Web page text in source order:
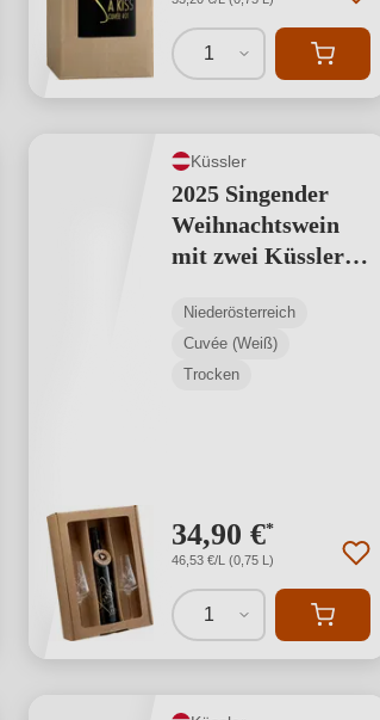
1
Küssler
2025 Singender
Weihnachtswein
mit zwei Küssler-
Niederösterreich
Cuvée (Weiß)
Trocken
34,90 €*
46,53 €/L (0,75 L)
1